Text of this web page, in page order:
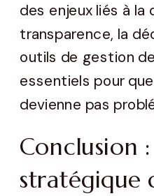
des enjeux liés à la
transparence, la
outils de gestion
essentiels pour
devienne pas
Conclusion
stratégique